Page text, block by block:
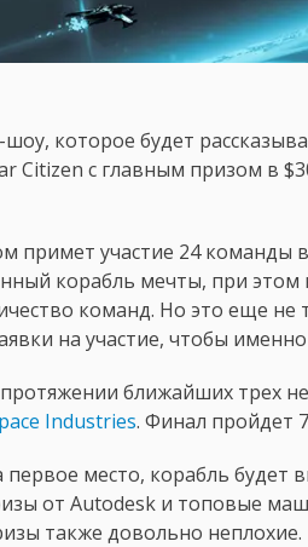
которое будет
Citizen с главным призом в
примет участие 24 команды
корабль мечты, при
команд. Но это еще не
на участие, чтобы
ближайших трех
Industries. Финал пройдет
место, корабль будет
от Autodesk и топовые
также довольно неплохие.